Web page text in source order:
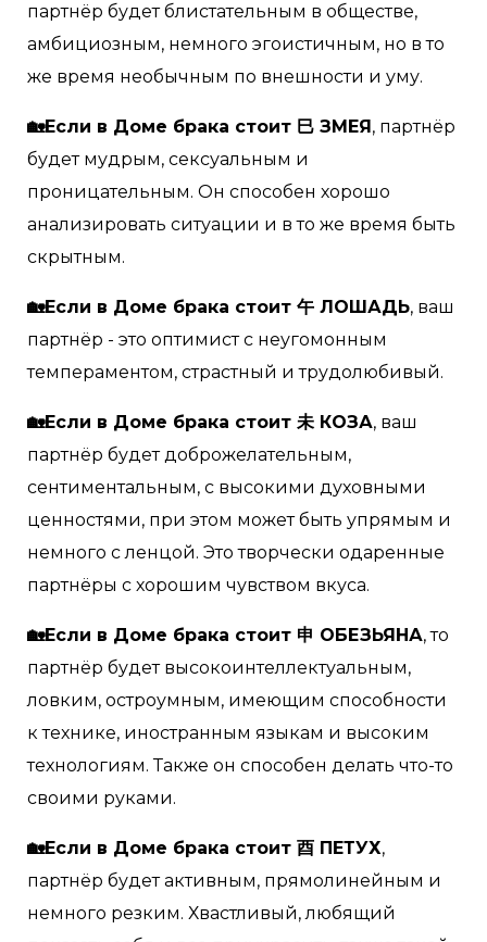
партнёр будет блистательным в обществе,
амбициозным, немного эгоистичным, но в то
же время необычным по внешности и уму.
🏡Если в Доме брака стоит 巳 ЗМЕЯ, партнёр
будет мудрым, сексуальным и
проницательным. Он способен хорошо
анализировать ситуации и в то же время быть
скрытным.
🏡Если в Доме брака стоит 午 ЛОШАДЬ, ваш
партнёр - это оптимист с неугомонным
темпераментом, страстный и трудолюбивый.
🏡Если в Доме брака стоит 未 КОЗА, ваш
партнёр будет доброжелательным,
сентиментальным, с высокими духовными
ценностями, при этом может быть упрямым и
немного с ленцой. Это творчески одаренные
партнёры с хорошим чувством вкуса.
🏡Если в Доме брака стоит 申 ОБЕЗЬЯНА, то
партнёр будет высокоинтеллектуальным,
ловким, остроумным, имеющим способности
к технике, иностранным языкам и высоким
технологиям. Также он способен делать что-то
своими руками.
🏡Если в Доме брака стоит 酉 ПЕТУХ,
партнёр будет активным, прямолинейным и
немного резким. Хвастливый, любящий